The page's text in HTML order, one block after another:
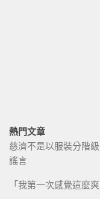
熱門文章
慈濟不是以服裝分階
謠言
「我第一次感覺這麼